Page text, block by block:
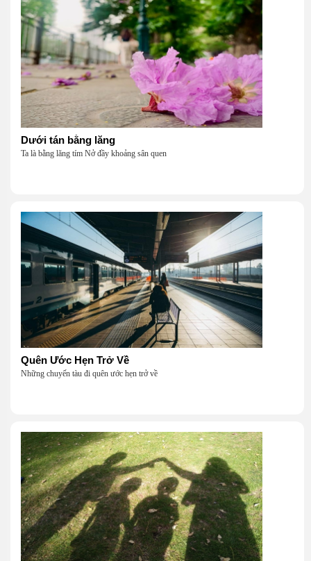
Dưới tán bằng lăng
Ta là bằng lăng tím Nở đầy khoảng sân quen
Quên Ước Hẹn Trở Về
Những chuyến tàu đi quên ước hẹn trở về